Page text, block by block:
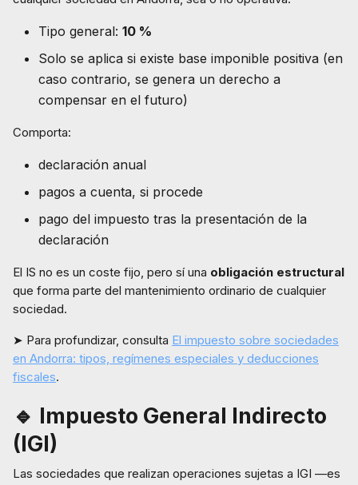
Tipo general: 10 %
Solo se aplica si existe base imponible positiva (en
caso contrario, se genera un derecho a
compensar en el futuro)
Comporta:
declaración anual
pagos a cuenta, si procede
pago del impuesto tras la presentación de la
declaración
El IS no es un coste fijo, pero sí una obligación estructural
que forma parte del mantenimiento ordinario de cualquier
sociedad.
➤ Para profundizar, consulta El impuesto sobre sociedades
en Andorra: tipos, regímenes especiales y deducciones
fiscales.
🔹 Impuesto General Indirecto
(IGI)
Las sociedades que realizan operaciones sujetas a IGI —es